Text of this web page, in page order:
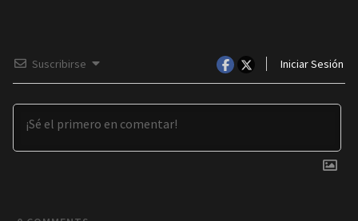
Suscribirse Iniciar Sesión